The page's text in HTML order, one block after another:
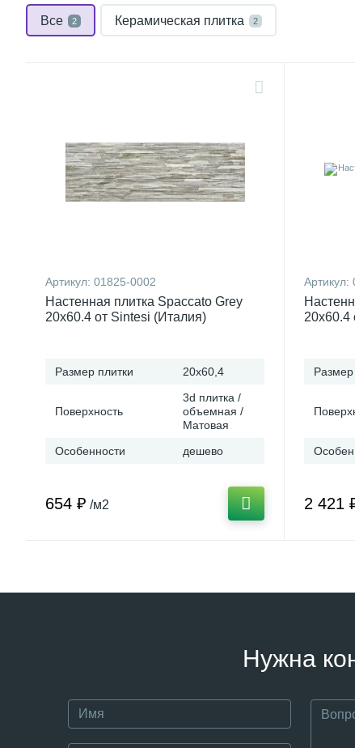
Все 2 Керамическая плитка 2
Артикул: 01825-0002
Настенная плитка Spaccato Grey
20x60.4 от Sintesi (Италия)
Размер плитки 20x60,4
Поверхность
3d плитка /
объемная /
Матовая
Особенности
дешево
654 ₽ /м2
Артикул:
20x60.4
Размер
2 421
Нужна